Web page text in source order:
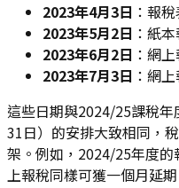
2023年4月3日 ：報
2023年5月2日 ：紙
2023年6月2日 ：網
2023年7月3日 ：網
這些日期與2024/25課稅
31日）的安排大致相同，
架。例如，2024/25年度
上報稅同樣可獲一個月延期